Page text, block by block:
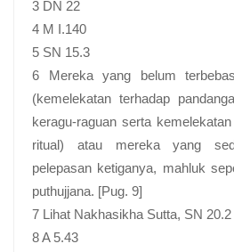
3 DN 22
4 M I.140
5 SN 15.3
6 Mereka yang belum
(kemelekatan terhadap
keragu-raguan serta
ritual) atau mereka yang
pelepasan ketiganya, mahluk
puthujjana. [Pug. 9]
7 Lihat Nakhasikha Sutta, SN 20.2
8 A 5.43